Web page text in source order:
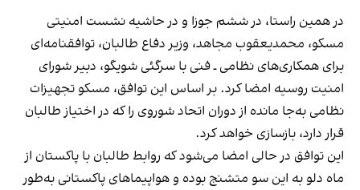
در همین راستا، در ششم جوزا و در حاشیه نشست امنیتی
مسکو، محمدیعقوب مجاهد، وزیر دفاع طالبان، توافقنامه‌ای
برای همکاری‌های نظامی ـ فنی با سرگئی شویگو، دبیر شورای
امنیت روسیه امضا کرد. بر اساس این توافق، مسکو تجهیزات
نظامی به‌جا مانده از دوران اتحاد شوروی را که در اختیاز طالبان
قرار دارد، بازسازی خواهد کرد.
این توافق در حالی امضا می‌شود که روابط طالبان با پاکستان از
ماه دلو به این سو متشنج بوده و هواپیماهای پاکستانی به‌طور